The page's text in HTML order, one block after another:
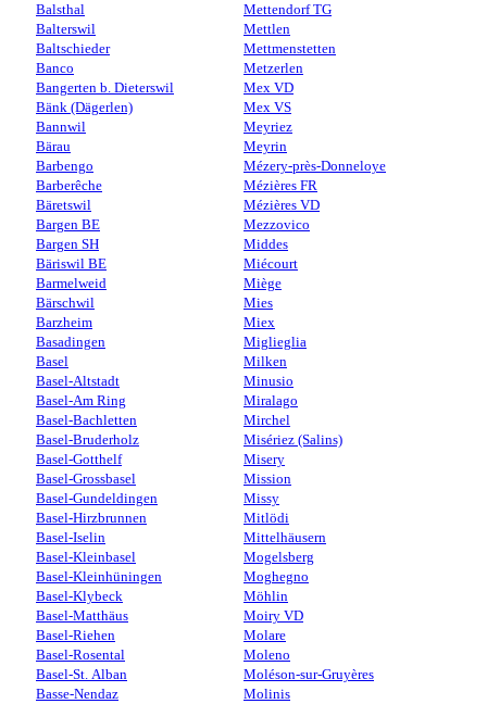
Balsthal
Balterswil
Baltschieder
Banco
Bangerten b. Dieterswil
Bänk (Dägerlen)
Bannwil
Bärau
Barbengo
Barberêche
Bäretswil
Bargen BE
Bargen SH
Bäriswil BE
Barmelweid
Bärschwil
Barzheim
Basadingen
Basel
Basel-Altstadt
Basel-Am Ring
Basel-Bachletten
Basel-Bruderholz
Basel-Gotthelf
Basel-Grossbasel
Basel-Gundeldingen
Basel-Hirzbrunnen
Basel-Iselin
Basel-Kleinbasel
Basel-Kleinhüningen
Basel-Klybeck
Basel-Matthäus
Basel-Riehen
Basel-Rosental
Basel-St. Alban
Basse-Nendaz
Mettendorf TG
Mettlen
Mettmenstetten
Metzerlen
Mex VD
Mex VS
Meyriez
Meyrin
Mézery-près-Donneloye
Mézières FR
Mézières VD
Mezzovico
Middes
Miécourt
Miège
Mies
Miex
Miglieglia
Milken
Minusio
Miralago
Mirchel
Misériez (Salins)
Misery
Mission
Missy
Mitlödi
Mittelhäusern
Mogelsberg
Moghegno
Möhlin
Moiry VD
Molare
Moleno
Moléson-sur-Gruyères
Molinis